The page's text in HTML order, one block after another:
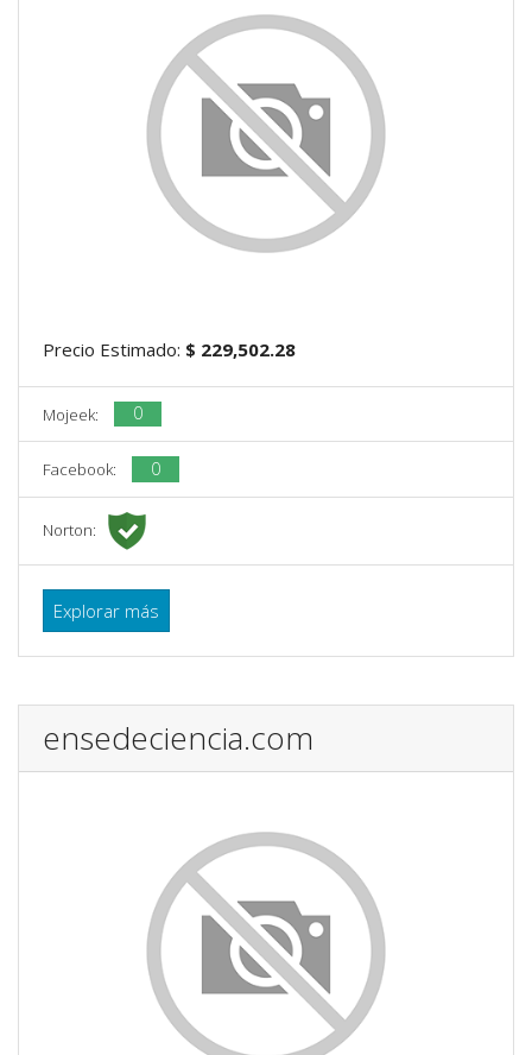
Precio Estimado: $ 229,502.28
Mojeek: 0
Facebook: 0
Norton:
Explorar más
ensedeciencia.com